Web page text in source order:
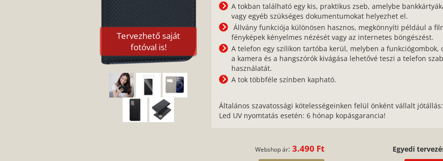
Tervezhető saját
fotóval is!
A tokban található egy kis, praktikus zseb, amelybe
vagy egyéb szükséges dokumentumokat helyezhet el.
Állvány funkciója különösen hasznos, megkönnyíti például a
fényképek kényelmes nézését vagy az internetes böngészést.
A telefon egy szilikon tartóba kerül, melyben a funkciógombok,
a kamera és a hangszórók kivágása lehetővé teszi a telefon
használatát.
A tok többféle színben kapható.
Általános szavatossági kötelességeinken felül önként vállalt jótállás:
Led UV nyomtatás esetén: 6 hónap kopásgarancia!
Webshop ár:3.490 Ft Egyedi